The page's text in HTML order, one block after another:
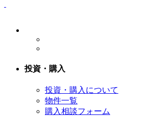
投資・購入
投資・購入について
物件一覧
購入相談フォーム